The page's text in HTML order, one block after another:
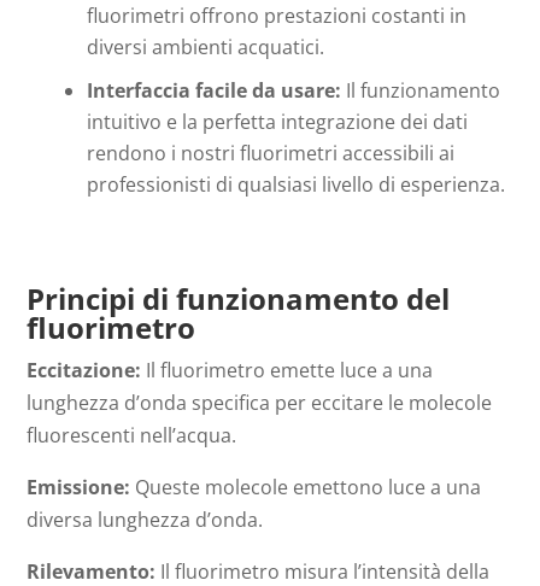
fluorimetri offrono prestazioni costanti in
diversi ambienti acquatici.
Interfaccia facile da usare: Il funzionamento
intuitivo e la perfetta integrazione dei dati
rendono i nostri fluorimetri accessibili ai
professionisti di qualsiasi livello di esperienza.
Principi di funzionamento del
fluorimetro
Eccitazione: Il fluorimetro emette luce a una
lunghezza d’onda specifica per eccitare le molecole
fluorescenti nell’acqua.
Emissione: Queste molecole emettono luce a una
diversa lunghezza d’onda.
Rilevamento: Il fluorimetro misura l’intensità della